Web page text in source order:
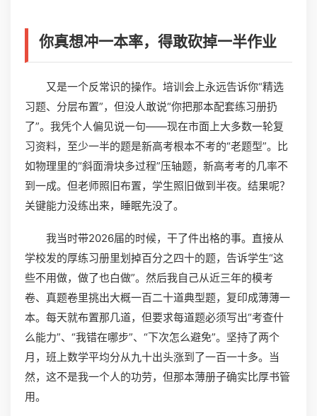
你真想冲一本率，得敢砍掉一半作业
又是一个反常识的操作。培训会上永远告诉你“精选
习题、分层布置”，但没人敢说“你把那本配套练习册扔
了”。我凭个人偏见说一句——现在市面上大多数一轮复
习资料，至少一半的题是新高考根本不考的“老题型”。比
如物理里的“斜面滑块多过程”压轴题，新高考考的几率不
到一成。但老师照旧布置，学生照旧做到半夜。结果呢？
关键能力没练出来，睡眠先没了。
我当时带2026届的时候，干了件出格的事。直接从
学校发的厚练习册里划掉百分之四十的题，告诉学生“这
些不用做，做了也白做”。然后我自己从近三年的模考
卷、真题卷里挑出大概一百二十道典型题，复印成薄薄一
本。每天就布置那几道，但要求每道题必须写出“考查什
么能力”、“我错在哪步”、“下次怎么避免”。坚持了两个
月，班上数学平均分从九十出头涨到了一百一十多。当
然，这不是我一个人的功劳，但那本薄册子确实比厚书管
用。